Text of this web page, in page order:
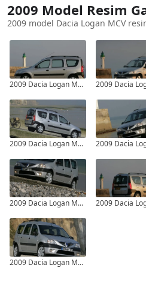
2009 Model Resim
2009 model Dacia Logan MCV
2009 Dacia Logan MCV - 1
2009 Dacia Logan MCV - 4
2009 Dacia Logan MCV - 7
2009 Dacia Logan MCV - 10